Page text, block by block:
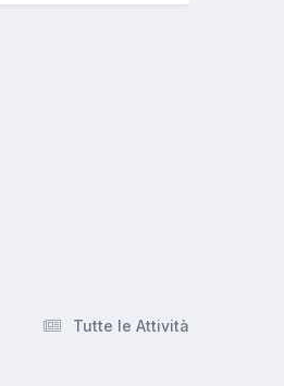
Tutte le Attività